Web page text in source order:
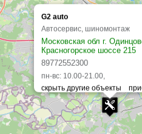
G2 auto
Автосервис, шиномонтаж
Московская обл г.
Красногорское шоссе 215
89772552300
пн-вс: 10.00-21.00,